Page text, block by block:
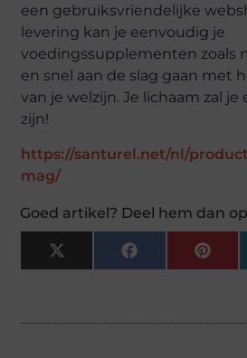
een gebruiksvriendelijke
levering kan je eenvoudig je
voedingssupplementen zoals
en snel aan de slag gaan met
van je welzijn. Je lichaam zal je
zijn!
https://santurel.net/nl/
mag/
Goed artikel? Deel hem dan
X
(Twitter)
Facebook